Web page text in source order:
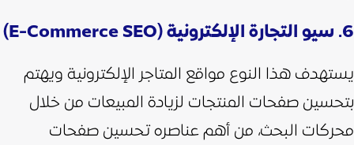
6. سيو التجارة الإلكترونية (E-Commerce SEO)
يستهدف هذا النوع مواقع المتاجر الإلكترونية ويهتم
بتحسين صفحات المنتجات لزيادة المبيعات من خلال
محركات البحث، من أهم عناصره تحسين صفحات